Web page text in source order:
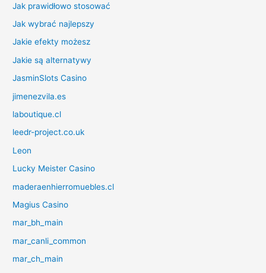
Jak prawidłowo stosować
Jak wybrać najlepszy
Jakie efekty możesz
Jakie są alternatywy
JasminSlots Casino
jimenezvila.es
laboutique.cl
leedr-project.co.uk
Leon
Lucky Meister Casino
maderaenhierromuebles.cl
Magius Casino
mar_bh_main
mar_canli_common
mar_ch_main